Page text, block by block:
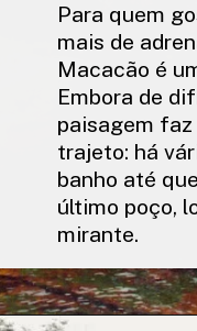
Para quem
mais de
Macacão é
Embora de
paisagem
trajeto: há
banho até
último poço,
mirante.